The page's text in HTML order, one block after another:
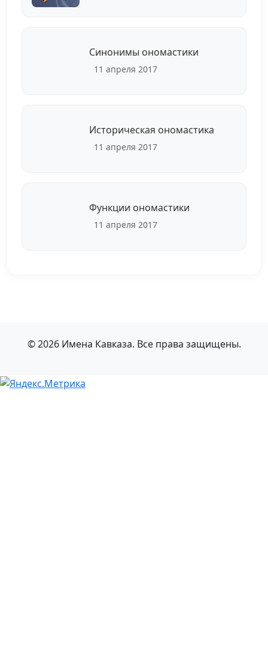
Синонимы ономастики
11 апреля 2017
Историческая ономастика
11 апреля 2017
Функции ономастики
11 апреля 2017
© 2026 Имена Кавказа. Все права защищены.